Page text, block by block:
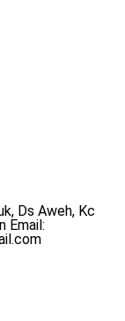
Ds Aweh, Kc
Email: